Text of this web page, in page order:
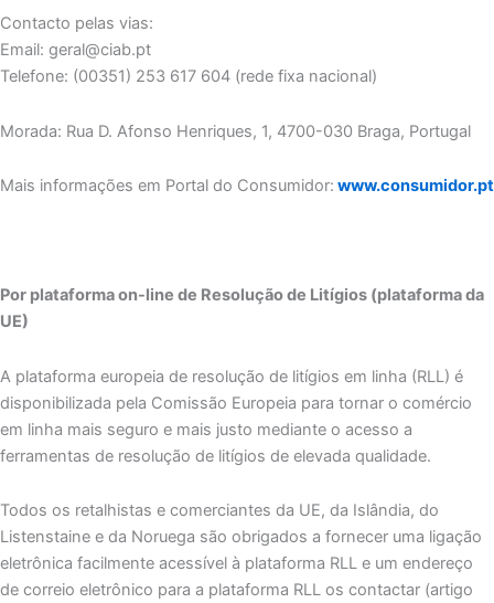
Contacto pelas vias:
Email: geral@ciab.pt
Telefone: (00351) 253 617 604 (rede fixa nacional)
Morada: Rua D. Afonso Henriques, 1, 4700-030 Braga, Portugal
Mais informações em Portal do Consumidor: www.consumidor.pt
Por plataforma on-line de Resolução de Litígios (plataforma da
UE)
A plataforma europeia de resolução de litígios em linha (RLL) é
disponibilizada pela Comissão Europeia para tornar o comércio
em linha mais seguro e mais justo mediante o acesso a
ferramentas de resolução de litígios de elevada qualidade.
Todos os retalhistas e comerciantes da UE, da Islândia, do
Listenstaine e da Noruega são obrigados a fornecer uma ligação
eletrônica facilmente acessível à plataforma RLL e um endereço
de correio eletrônico para a plataforma RLL os contactar (artigo